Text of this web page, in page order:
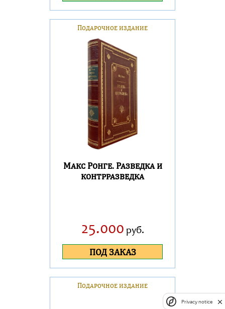
Подарочное издание
Макс Ронге. Разведка и
контрразведка
25.000 руб.
ПОД ЗАКАЗ
Подарочное издание
Privacy notice